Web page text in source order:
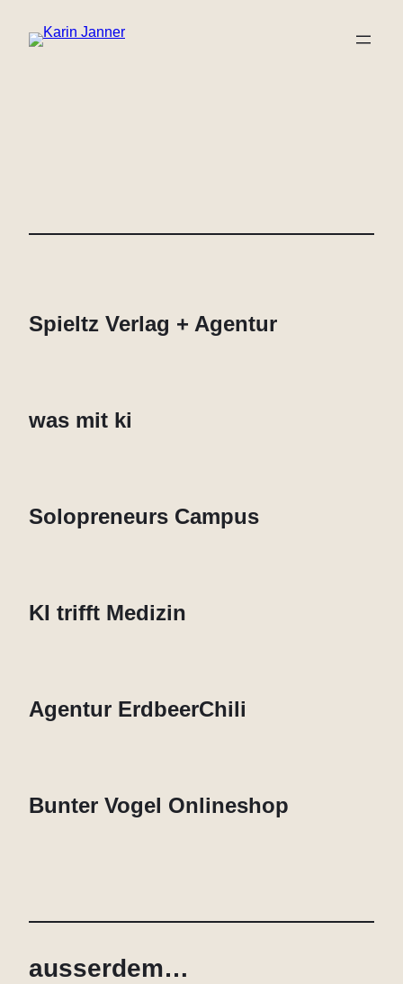
Inhalt
Spieltz Verlag + Agentur
was mit ki
Solopreneurs Campus
KI trifft Medizin
Agentur ErdbeerChili
Bunter Vogel Onlineshop
ausserdem…